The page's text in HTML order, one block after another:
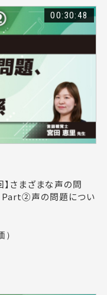
00:30:48
さまざまな声の問
Part②声の問題につい
）